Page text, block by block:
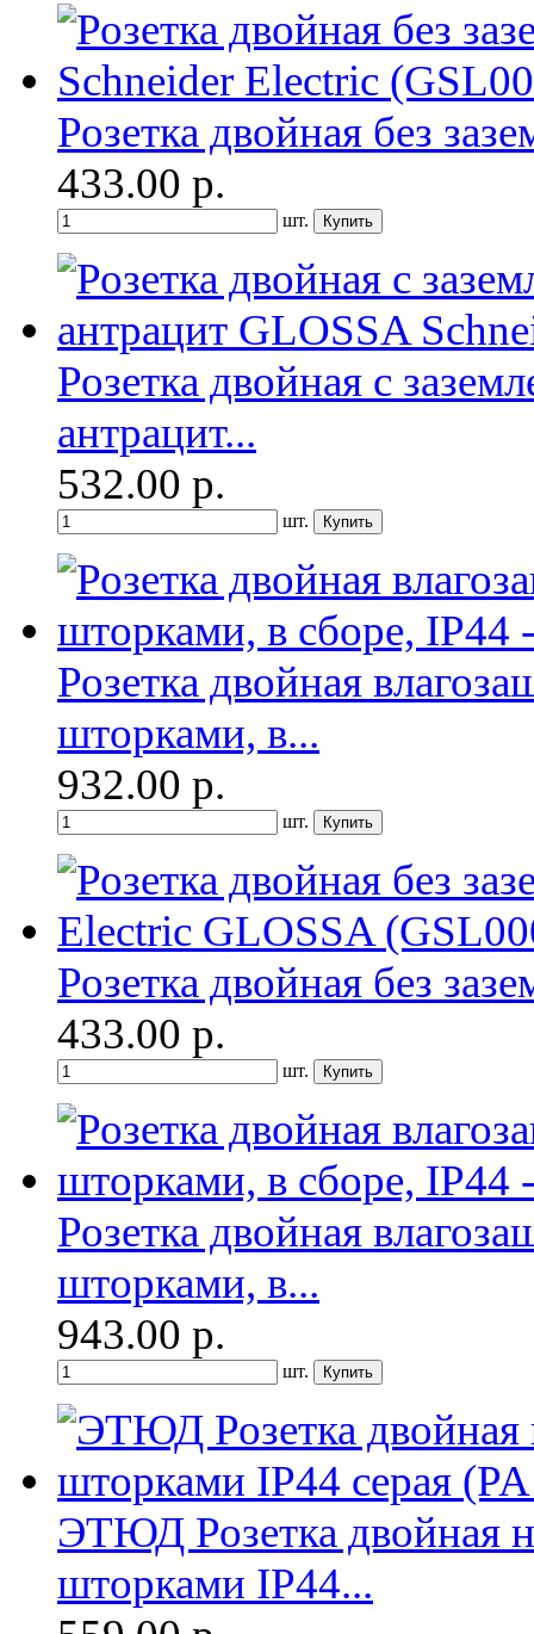
Розетка двойная без
433.00 р.
шт.
Розетка двойная с
антрацит...
532.00 р.
шт.
Розетка двойная
шторками, в...
932.00 р.
шт.
Розетка двойная без
433.00 р.
шт.
Розетка двойная
шторками, в...
943.00 р.
шт.
ЭТЮД Розетка двойная
шторками IP44...